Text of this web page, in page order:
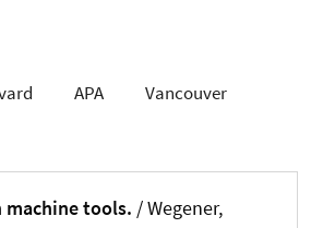
APA Vancouver
machine tools. / Wegener,